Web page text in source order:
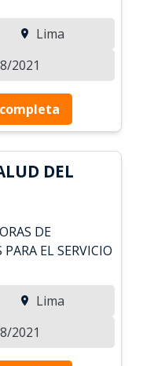
Lima
2021
DEL
DE
EL SERVICIO
Lima
2021